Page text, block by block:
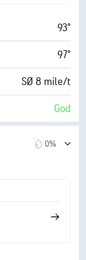
0%
10 mi
30000 fot
93°
97°
SØ 8 mile/t
God
68° F
0%